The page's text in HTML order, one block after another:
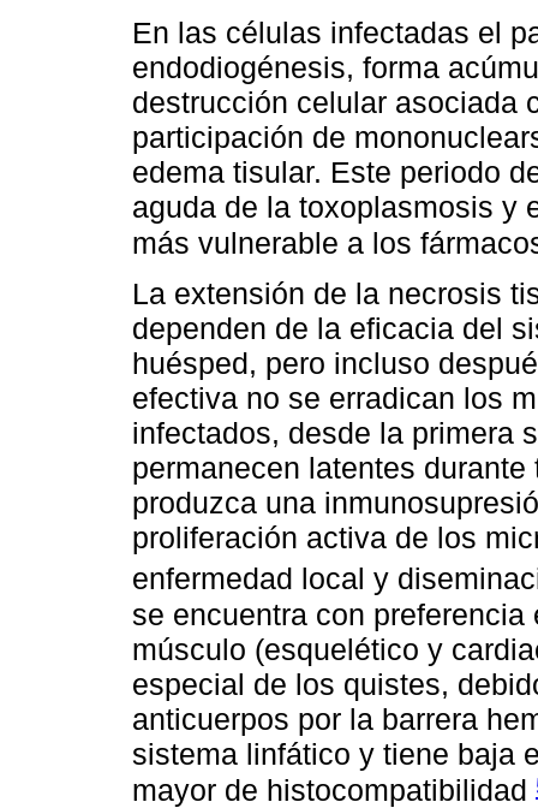
En las células infectadas el
endodiogénesis, forma
destrucción celular asociada
participación de
edema tisular. Este periodo
aguda de la toxoplasmosis y
más vulnerable a los
La extensión de la necrosis
dependen de la eficacia del
huésped, pero incluso
efectiva no se erradican los
infectados, desde la primera
permanecen latentes
produzca una
proliferación activa de los
enfermedad local y
se encuentra con
músculo (esquelético y
especial de los quistes,
anticuerpos por la barrera
sistema linfático y tiene baja
mayor de histocompatibilidad